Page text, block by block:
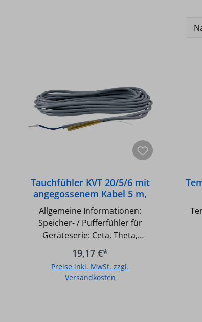
Tauchfühler KVT 20/5/6 mit
angegossenem Kabel 5 m,
Hülse 6 mm
Allgemeine Informationen:
Speicher- / Pufferfühler für
Geräteserie: Ceta, Theta,
Gamma, Delta und Beta
Kabellänge: 5 m Durchmesser: 6
mm
19,17 €*
Preise inkl. MwSt. zzgl.
Versandkosten